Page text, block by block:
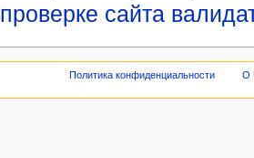
проверке сайта
Политика конфиденциальности О